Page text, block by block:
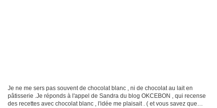
Je ne me sers pas souvent de chocolat blanc , ni de chocolat au lait en
pâtisserie .Je réponds à l'appel de Sandra du blog OKCEBON , qui recense
des recettes avec chocolat blanc , l'idée me plaisait . ( et vous savez que